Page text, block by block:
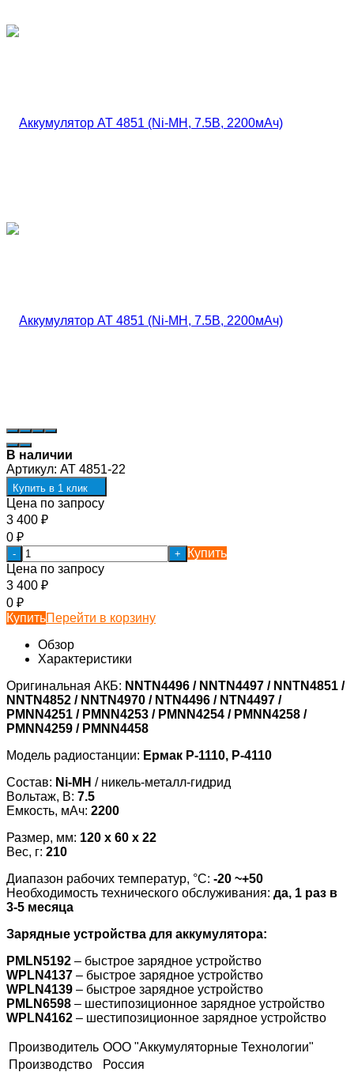
В наличии
Артикул: AT 4851-22
Купить в 1 клик
Цена по запросу
3 400 ₽
0 ₽
- +
Купить
Цена по запросу
3 400 ₽
0 ₽
КупитьПерейти в корзину
Обзор
Характеристики
Оригинальная АКБ: NNTN4496 / NNTN4497 / NNTN4851 /
NNTN4852 / NNTN4970 / NTN4496 / NTN4497 /
PMNN4251 / PMNN4253 / PMNN4254 / PMNN4258 /
PMNN4259 / PMNN4458
Модель радиостанции: Ермак Р-1110, Р-4110
Состав: Ni-MH / никель-металл-гидрид
Вольтаж, В: 7.5
Емкость, мАч: 2200
Размер, мм: 120 x 60 x 22
Вес, г: 210
Диапазон рабочих температур, °С: -20 ~+50
Необходимость технического обслуживания: да, 1 раз в
3-5 месяца
Зарядные устройства для аккумулятора:
PMLN5192 – быстрое зарядное устройство
WPLN4137 – быстрое зарядное устройство
WPLN4139 – быстрое зарядное устройство
PMLN6598 – шестипозиционное зарядное устройство
WPLN4162 – шестипозиционное зарядное устройство
Производитель ООО "Аккумуляторные Технологии"
Производство
Россия